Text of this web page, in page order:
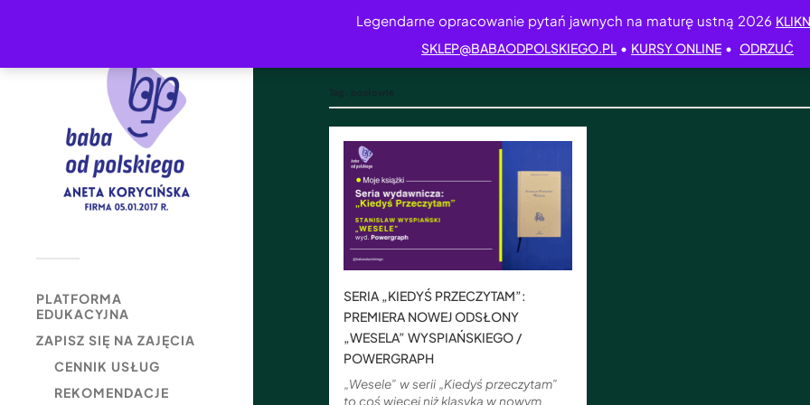
Legendarne opracowanie pytań jawnych na maturę ustną 2026
SKLEP@BABAODPOLSKIEGO.PL • KURSY ONLINE • ODRZUĆ
PLATFORMA
EDUKACYJNA
ZAPISZ SIĘ NA ZAJĘCIA
CENNIK USŁUG
REKOMENDACJE
SERIA „KIEDYŚ PRZECZYTAM”:
PREMIERA NOWEJ ODSŁONY
„WESELA” WYSPIAŃSKIEGO /
POWERGRAPH
„Wesele” w serii „Kiedyś przeczytam”
to coś więcej niż klasyka w nowym